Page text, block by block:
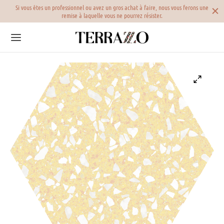
Si vous êtes un professionnel ou avez un gros achat à faire, nous vous ferons une
remise à laquelle vous ne pourrez résister.
VERITABLE
beige
blanc
TERRAZZO
terrazzo beige
terrazzo blanc
terrazzo bleu